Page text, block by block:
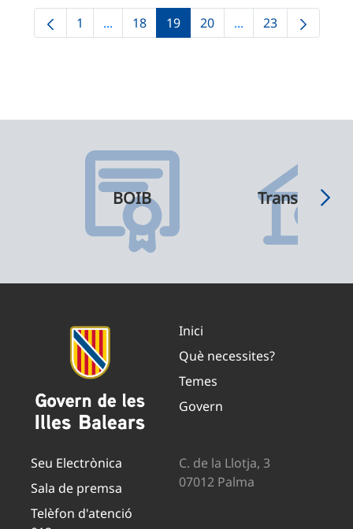
Pàgina
1 ...Pàgines intermèdies Utilitzeu TAB per
Pàgina
18 Pàgina
19 Pàgina
20 ...PàginesPàgina
23
BOIB
Inici
Què necessites?
Temes
Govern
Seu Electrònica
Sala de premsa
Telèfon d'atenció
C. de la Llotja, 3
07012 Palma